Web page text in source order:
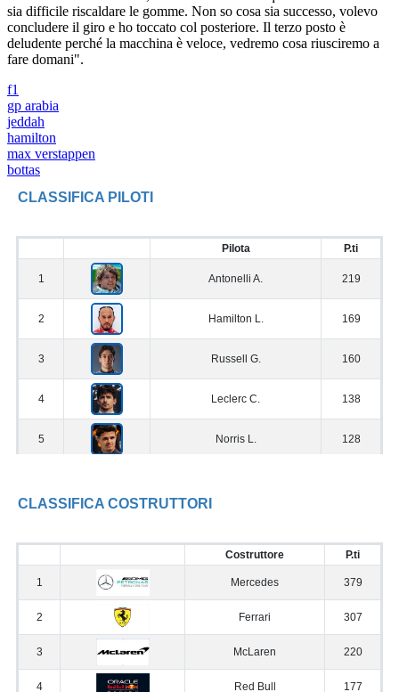
sia difficile riscaldare le gomme. Non so cosa sia successo, volevo
concludere il giro e ho toccato col posteriore. Il terzo posto è
deludente perché la macchina è veloce, vedremo cosa riusciremo a
fare domani".
f1
gp arabia
jeddah
hamilton
max verstappen
bottas